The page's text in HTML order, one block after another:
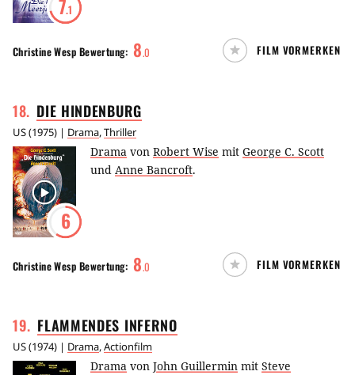
7.1
Christine Wesp Bewertung: 8.0 FILM VORMERKEN
18. DIE HINDENBURG
US(1975) | Drama,Thriller
6
Drama von Robert Wise mit George C. Scott
und Anne Bancroft.
Christine Wesp Bewertung: 8.0 FILM VORMERKEN
19. FLAMMENDES INFERNO
US(1974) | Drama,Actionfilm
Drama von John Guillermin mit Steve